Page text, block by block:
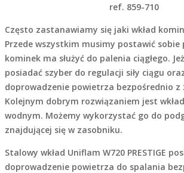
ref. 859-710
Często zastanawiamy się jaki wkład
Przede wszystkim musimy postawić sobie
kominek ma służyć do palenia ciągłego.
posiadać szyber do regulacji siły ciągu
doprowadzenie powietrza bezpośrednio z
Kolejnym dobrym rozwiązaniem jest
wodnym. Możemy wykorzystać go do
znajdującej się w zasobniku.
Stalowy wkład Uniflam W720 PRESTIGE
doprowadzenie powietrza do spalania